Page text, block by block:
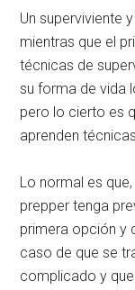
Un superviviente
mientras que el
técnicas de
su forma de vida
pero lo cierto es
aprenden
Lo normal es
prepper tenga
primera opción y
caso de que se
complicado y